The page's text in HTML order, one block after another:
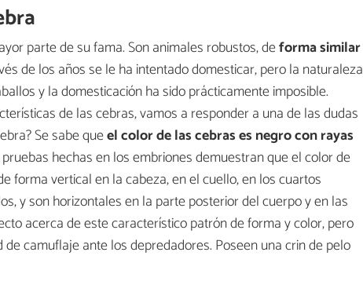
parte de su fama. Son animales robustos, deforma similar
de los años se le ha intentado domesticar, pero la naturaleza
y la domesticación ha sido prácticamente imposible.
de las cebras, vamos a responder a una de las dudas
Se sabe queel color de las cebras es negro con rayas
hechas en los embriones demuestran que el color de
forma vertical en la cabeza, en el cuello, en los cuartos
y son horizontales en la parte posterior del cuerpo y en las
acerca de este característico patrón de forma y color, pero
camuflaje ante los depredadores. Poseen una crin de pelo